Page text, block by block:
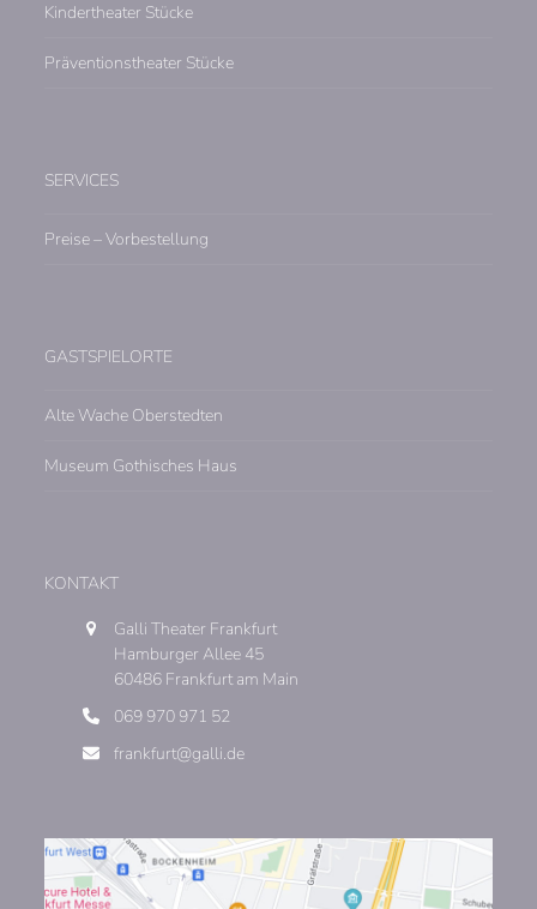
Kindertheater Stücke
Präventionstheater Stücke
SERVICES
Preise – Vorbestellung
GASTSPIELORTE
Alte Wache Oberstedten
Museum Gothisches Haus
KONTAKT
Galli Theater Frankfurt
Hamburger Allee 45
60486 Frankfurt am Main
069 970 971 52
frankfurt@galli.de